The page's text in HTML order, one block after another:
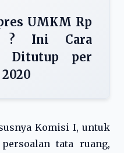
UMKM Rp
? Ini Cara
Ditutup per
Komisi I, untuk
tata ruang,